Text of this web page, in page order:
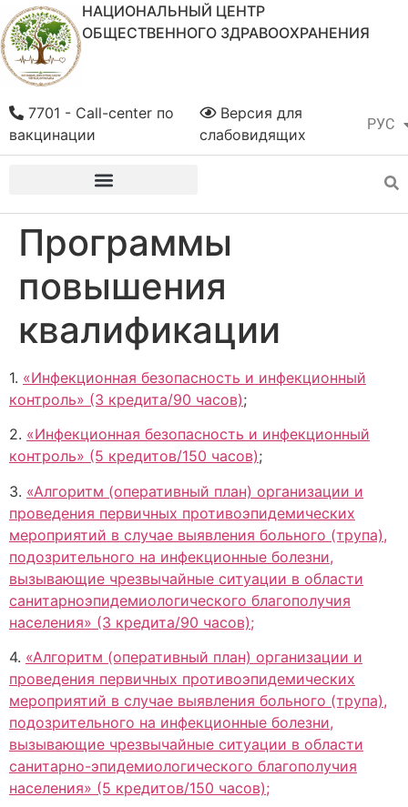
НАЦИОНАЛЬНЫЙ ЦЕНТР
ОБЩЕСТВЕННОГО ЗДРАВООХРАНЕНИЯ
РУС
ҚАЗ
Версия для
слабовидящих
7701 - Call-center по
вакцинации
Программы
повышения
квалификации
1. «Инфекционная безопасность и инфекционный
контроль» (3 кредита/90 часов);
2. «Инфекционная безопасность и инфекционный
контроль» (5 кредитов/150 часов);
3. «Алгоритм (оперативный план) организации и
проведения первичных противоэпидемических
мероприятий в случае выявления больного (трупа),
подозрительного на инфекционные болезни,
вызывающие чрезвычайные ситуации в области
санитарно­эпидемиологического благополучия
населения» (3 кредита/90 часов);
4. «Алгоритм (оперативный план) организации и
проведения первичных противоэпидемических
мероприятий в случае выявления больного (трупа),
подозрительного на инфекционные болезни,
вызывающие чрезвычайные ситуации в области
санитарно-эпидемиологического благополучия
населения» (5 кредитов/150 часов);